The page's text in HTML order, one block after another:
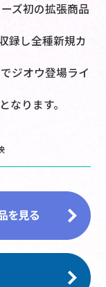
ズ初の拡張商品
録し全種新規カ
ジオウ登場ライ
ります。